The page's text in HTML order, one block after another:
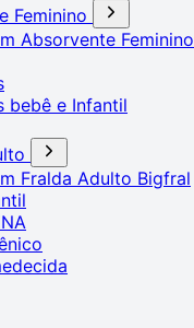
Feminino
Absorvente Feminino
bebê e Infantil
Fralda Adulto Bigfral